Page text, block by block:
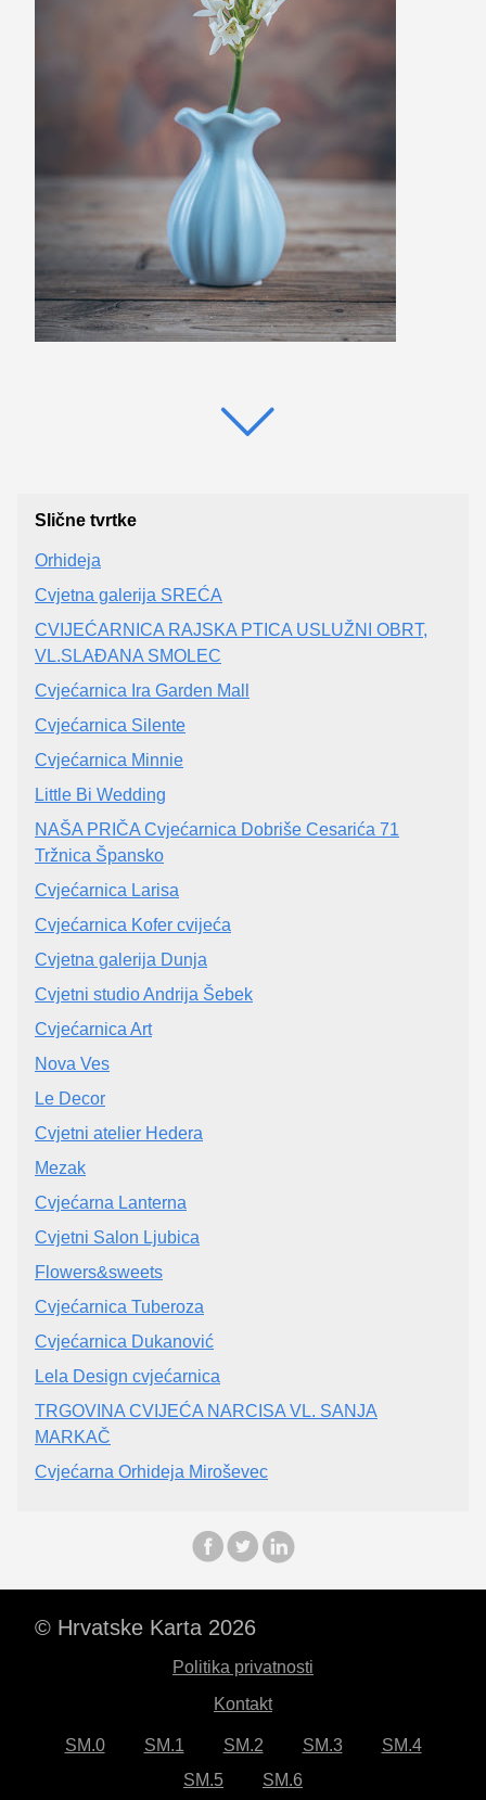
Slične tvrtke
Orhideja
Cvjetna galerija SREĆA
CVIJEĆARNICA RAJSKA PTICA USLUŽNI OBRT,
VL.SLAĐANA SMOLEC
Cvjećarnica Ira Garden Mall
Cvjećarnica Silente
Cvjećarnica Minnie
Little Bi Wedding
NAŠA PRIČA Cvjećarnica Dobriše Cesarića 71
Tržnica Špansko
Cvjećarnica Larisa
Cvjećarnica Kofer cvijeća
Cvjetna galerija Dunja
Cvjetni studio Andrija Šebek
Cvjećarnica Art
Nova Ves
Le Decor
Cvjetni atelier Hedera
Mezak
Cvjećarna Lanterna
Cvjetni Salon Ljubica
Flowers&sweets
Cvjećarnica Tuberoza
Cvjećarnica Dukanović
Lela Design cvjećarnica
TRGOVINA CVIJEĆA NARCISA VL. SANJA
MARKAČ
Cvjećarna Orhideja Miroševec
© Hrvatske Karta 2026
Politika privatnosti
Kontakt
SM.0 SM.1 SM.2 SM.3
SM.4
SM.5
SM.6